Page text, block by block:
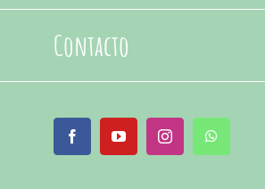
Contacto
FacebookYouTubeInstagramWhatsApp